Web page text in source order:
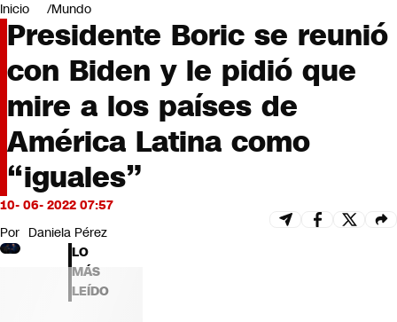
Negocios
Deportes
Programas completos
Cultura
Servicios
Bits
CNN Data
CNN tiempo
Futuro 360
Opinión
Inicio Mundo
Presidente Boric se reunió
con Biden y le pidió que
mire a los países de
América Latina como
“iguales”
10- 06- 2022 07:57
Por Daniela Pérez
LO
MÁS
LEÍDO